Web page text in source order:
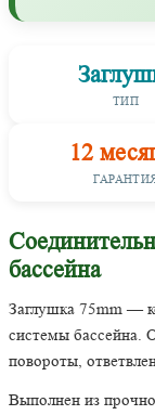
ТИП
12
бассейна
Заглушка 75mm —
системы бассейна.
повороты,
Выполнен из